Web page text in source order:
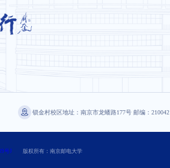
锁金村校区地址：南京市龙蟠路177号 邮编：210042
号J 版权所有：南京邮电大学